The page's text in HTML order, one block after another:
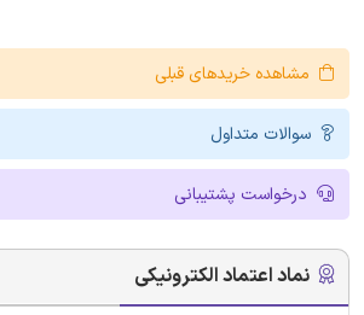
مشاهده خریدهای قبلی
سوالات متداول
درخواست پشتیبانی
نماد اعتماد الکترونیکی